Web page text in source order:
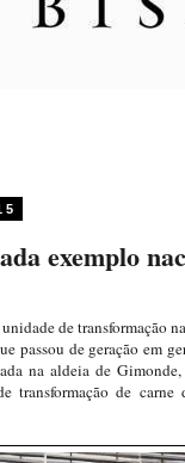
exemplo
de transformação
passou de geração em
na aldeia de
transformação de